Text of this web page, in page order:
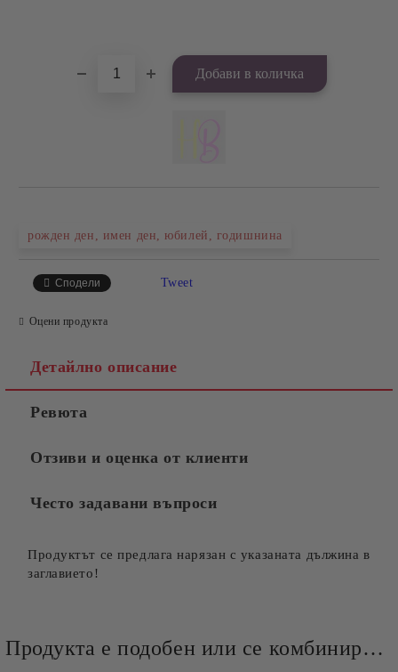
рожден ден, имен ден, юбилей, годишнина
Сподели Tweet
Оцени продукта
Детайлно описание
Ревюта
Отзиви и оценка от клиенти
Често задавани въпроси
Продуктът се предлага нарязан с указаната дължина в
заглавието!
Продукта е подобен или се комбинира добре и със следните продукти :